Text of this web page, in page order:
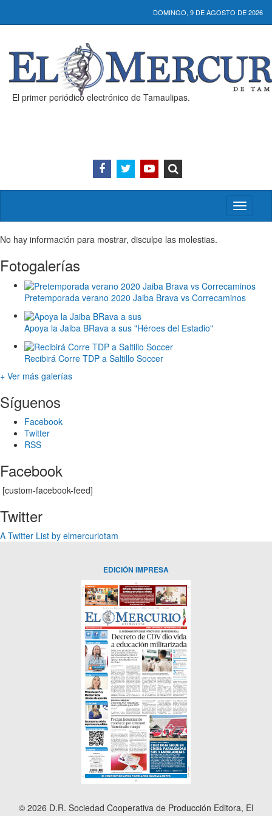
DOMINGO, 9 DE AGOSTO DE 2026
El primer periódico electrónico de Tamaulipas.
Activar/
menú
No hay información para mostrar, disculpe las molestias.
Fotogalerías
Pretemporada verano 2020 Jaiba Brava vs Correcaminos
Apoya la Jaiba BRava a sus "Héroes del Estadio"
Recibirá Corre TDP a Saltillo Soccer
+ Ver más galerías
Síguenos
Facebook
Twitter
RSS
Facebook
[custom-facebook-feed]
Twitter
A Twitter List by elmercuriotam
EDICIÓN IMPRESA
© 2026 D.R. Sociedad Cooperativa de Producción Editora, El